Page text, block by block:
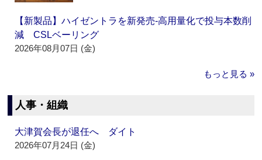
【新製品】ハイゼントラを新発売‐高用量化で投与本数削
減 CSLベーリング
2026年08月07日 (金)
もっと見る »
人事・組織
大津賀会長が退任へ ダイト
2026年07月24日 (金)